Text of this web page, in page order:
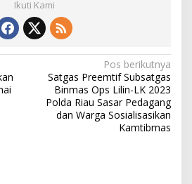
Ikuti Kami
Pos berikutnya
Satgas Preemtif Subsatgas
Binmas Ops Lilin-LK 2023
Polda Riau Sasar Pedagang
dan Warga Sosialisasikan
Kamtibmas